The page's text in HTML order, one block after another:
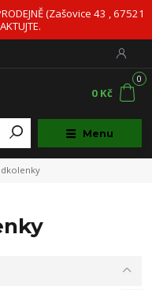
(Zašovice 43 , 67521
Menu
0
0 Kč